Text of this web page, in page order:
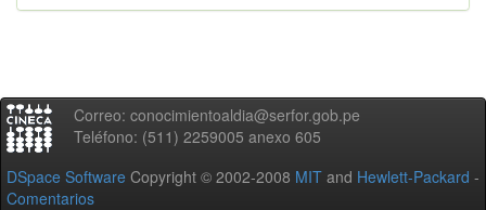
Correo: conocimientoaldia@serfor.gob.pe
Teléfono: (511) 2259005 anexo 605
DSpace Software Copyright © 2002-2008 MIT and Hewlett-Packard -
Comentarios